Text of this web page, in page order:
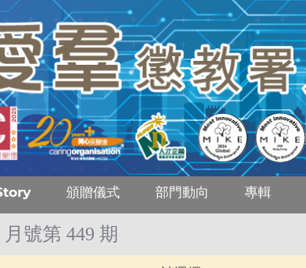
頒贈儀式 部門動向 專輯
月號第 449 期